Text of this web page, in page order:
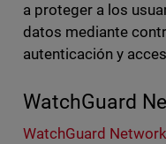
a proteger a los
datos mediante
autenticación y
WatchGuard
WatchGuard